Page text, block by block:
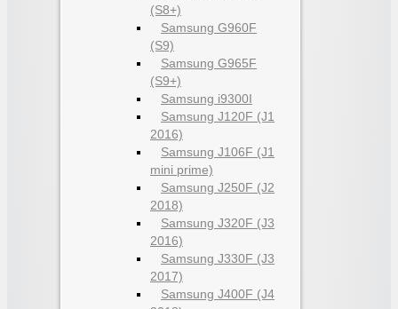
(S8+)
Samsung G960F
(S9)
Samsung G965F
(S9+)
Samsung i9300I
Samsung J120F (J1
2016)
Samsung J106F (J1
mini prime)
Samsung J250F (J2
2018)
Samsung J320F (J3
2016)
Samsung J330F (J3
2017)
Samsung J400F (J4